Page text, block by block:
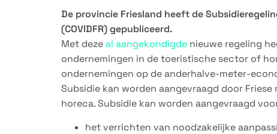
De provincie Friesland heeft de
(COVIDFR) gepubliceerd.
Met dezeal aangekondigde nieuwe regeling
ondernemingen in de toeristische sector of
ondernemingen op de anderhalve-meter-
Subsidie kan worden aangevraagd door
horeca. Subsidie kan worden aangevraagd
het verrichten van noodzakelijke